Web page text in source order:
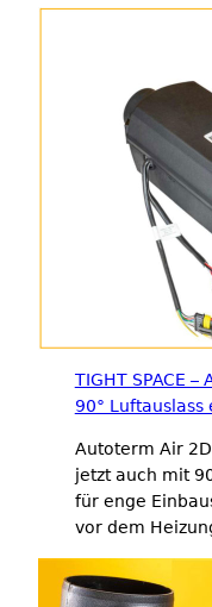
TIGHT SPACE
90°
Autoterm Air 2D
jetzt auch mit
für enge
vor dem